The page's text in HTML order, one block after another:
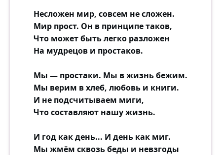
Несложен мир, совсем не сложен.
Мир прост. Он в принципе таков,
Что может быть легко разложен
На мудрецов и простаков.
Мы — простаки. Мы в жизнь бежим.
Мы верим в хлеб, любовь и книги.
И не подсчитываем миги,
Что составляют нашу жизнь.
И год как день... И день как миг.
Мы жмём сквозь беды и невзгоды